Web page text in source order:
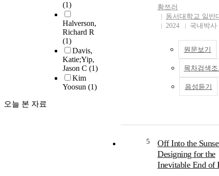
(1)
Halverson,
Richard R
(1)
Davis,
Katie;Yip,
Jason C (1)
Kim
Yoosun (1)
오늘 본 자료
narrowed the problem
selected a problem of
The second article
the NIC activities
participants in sharing
problem-based
qualitative study
the NIC created the
for ideas to be
selected, and
tasks. Finally, the
design fosters help-
interactions, and how
arrangements provide
황쯔러
동서대학교 일반
2024
국내박사
원문보기
목차검색
음성듣기
5
Off Into the
Designing for the
Inevitable End of